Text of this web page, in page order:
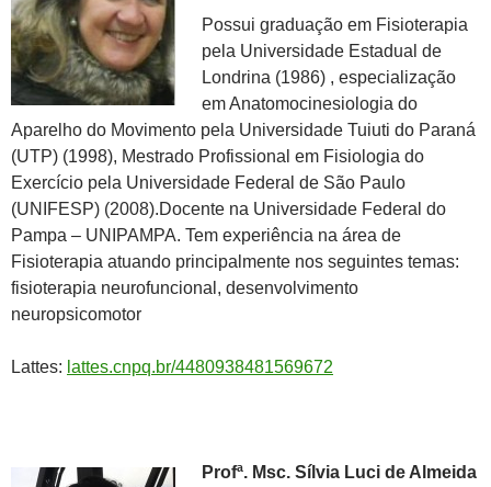
Possui graduação em Fisioterapia
pela Universidade Estadual de
Londrina (1986) , especialização
em Anatomocinesiologia do
Aparelho do Movimento pela Universidade Tuiuti do Paraná
(UTP) (1998), Mestrado Profissional em Fisiologia do
Exercício pela Universidade Federal de São Paulo
(UNIFESP) (2008).Docente na Universidade Federal do
Pampa – UNIPAMPA. Tem experiência na área de
Fisioterapia atuando principalmente nos seguintes temas:
fisioterapia neurofuncional, desenvolvimento
neuropsicomotor
Lattes: lattes.cnpq.br/4480938481569672
Profª. Msc. Sílvia Luci de Almeida